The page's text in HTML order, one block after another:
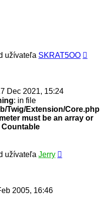
užívateľa SKRAT5OO
Dec 2021, 15:24
: in file
Twig/Extension/Core.php
must be an array or
užívateľa Jerry
2005, 16:46